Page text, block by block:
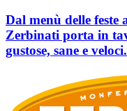
Dal menù delle
Zerbinati porta in
gustose, sane e veloci.